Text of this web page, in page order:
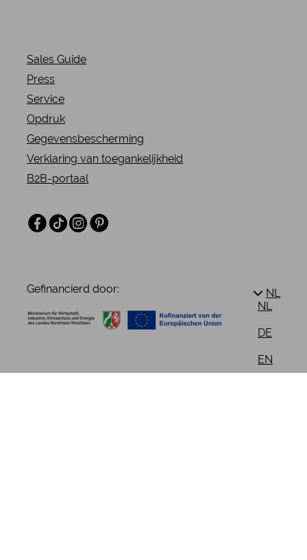
Sales Guide
Press
Service
Opdruk
Gegevensbescherming
Verklaring van toegankelijkheid
B2B-portaal
Facebook
TikTokInstagramPinterest
Gefinancierd door:
NL
NL
DE
EN